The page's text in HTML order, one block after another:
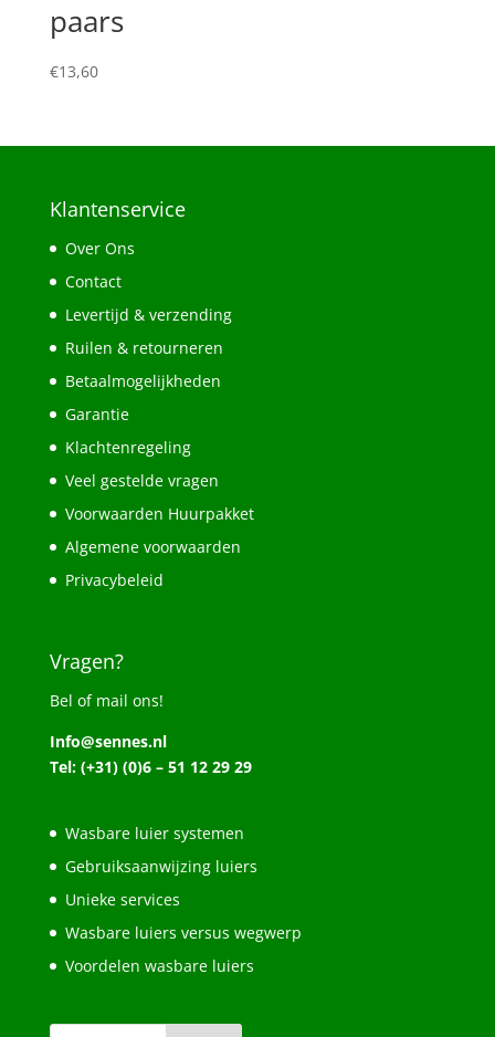
paars
€13,60
Klantenservice
Over Ons
Contact
Levertijd & verzending
Ruilen & retourneren
Betaalmogelijkheden
Garantie
Klachtenregeling
Veel gestelde vragen
Voorwaarden Huurpakket
Algemene voorwaarden
Privacybeleid
Vragen?
Bel of mail ons!
Info@sennes.nl
Tel: (+31) (0)6 – 51 12 29 29
Wasbare luier systemen
Gebruiksaanwijzing luiers
Unieke services
Wasbare luiers versus wegwerp
Voordelen wasbare luiers